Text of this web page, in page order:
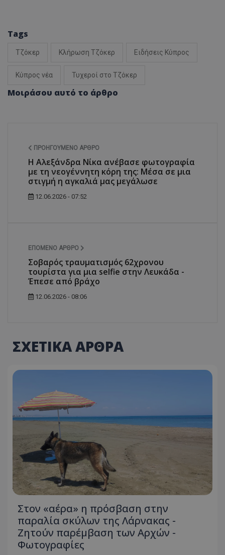
Tags
Τζόκερ Κλήρωση Τζόκερ Ειδήσεις Κύπρος
Κύπρος νέα Τυχεροί στο Τζόκερ
Μοιράσου αυτό το άρθρο
ΠΡΟΗΓΟΎΜΕΝΟ ΆΡΘΡΟ
Η Αλεξάνδρα Νίκα ανέβασε φωτογραφία
με τη νεογέννητη κόρη της: Μέσα σε μια
στιγμή η αγκαλιά μας μεγάλωσε
12.06.2026 - 07:52
ΕΠΌΜΕΝΟ ΆΡΘΡΟ
Σοβαρός τραυματισμός 62χρονου
τουρίστα για μια selfie στην Λευκάδα -
Έπεσε από βράχο
12.06.2026 - 08:06
ΣΧΕΤΙΚΑ ΑΡΘΡΑ
Στον «αέρα» η πρόσβαση στην
παραλία σκύλων της Λάρνακας -
Ζητούν παρέμβαση των Αρχών -
Φωτογραφίες